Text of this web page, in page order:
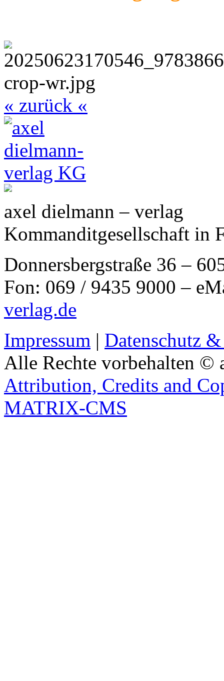
« zurück «
axel dielmann – verlag
Kommanditgesellschaft in
Donnersbergstraße 36 –
Fon: 069 / 9435 9000 –
verlag.de
Impressum | Datenschutz
Alle Rechte vorbehalten ©
Attribution, Credits and
MATRIX-CMS